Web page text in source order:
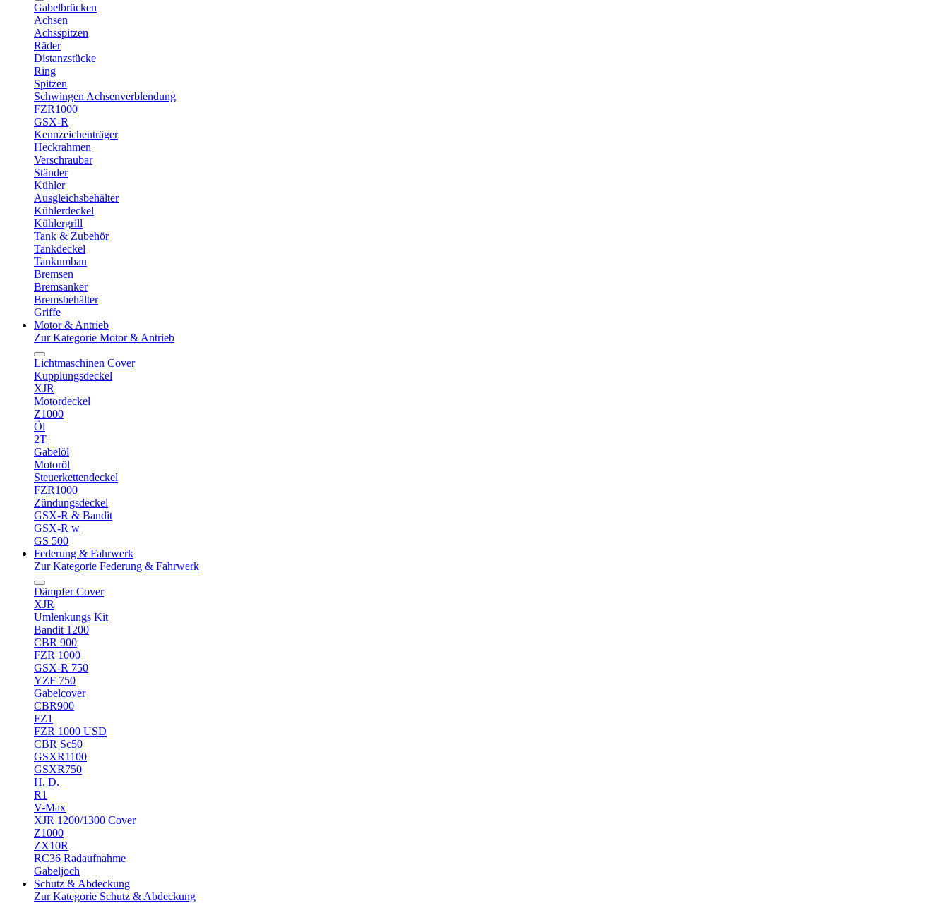
Gabelbrücken
Achsen
Achsspitzen
Räder
Distanzstücke
Ring
Spitzen
Schwingen Achsenverblendung
FZR1000
GSX-R
Kennzeichenträger
Heckrahmen
Verschraubar
Ständer
Kühler
Ausgleichsbehälter
Kühlerdeckel
Kühlergrill
Tank & Zubehör
Tankdeckel
Tankumbau
Bremsen
Bremsanker
Bremsbehälter
Griffe
Motor & Antrieb
Zur Kategorie Motor & Antrieb
Lichtmaschinen Cover
Kupplungsdeckel
XJR
Motordeckel
Z1000
Öl
2T
Gabelöl
Motoröl
Steuerkettendeckel
FZR1000
Zündungsdeckel
GSX-R & Bandit
GSX-R w
GS 500
Federung & Fahrwerk
Zur Kategorie Federung & Fahrwerk
Dämpfer Cover
XJR
Umlenkungs Kit
Bandit 1200
CBR 900
FZR 1000
GSX-R 750
YZF 750
Gabelcover
CBR900
FZ1
FZR 1000 USD
CBR Sc50
GSXR1100
GSXR750
H. D.
R1
V-Max
XJR 1200/1300 Cover
Z1000
ZX10R
RC36 Radaufnahme
Gabeljoch
Schutz & Abdeckung
Zur Kategorie Schutz & Abdeckung